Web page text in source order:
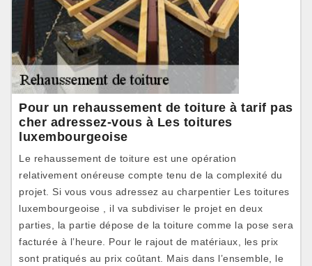
Pour un rehaussement de toiture à tarif pas
cher adressez-vous à Les toitures
luxembourgeoise
Le rehaussement de toiture est une opération
relativement onéreuse compte tenu de la complexité du
projet. Si vous vous adressez au charpentier Les toitures
luxembourgeoise , il va subdiviser le projet en deux
parties, la partie dépose de la toiture comme la pose sera
facturée à l’heure. Pour le rajout de matériaux, les prix
sont pratiqués au prix coûtant. Mais dans l’ensemble, le